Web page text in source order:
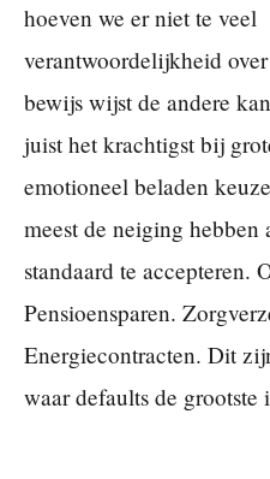
hoeven we er niet te veel
verantwoordelijkheid
bewijs wijst de andere
juist het krachtigst bij
emotioneel beladen
meest de neiging hebben
standaard te accepteren.
Pensioensparen.
Energiecontracten. Dit
waar defaults de grootste